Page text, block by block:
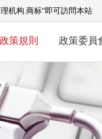
机构.商标"即可訪問本站
政策規則 政策委員